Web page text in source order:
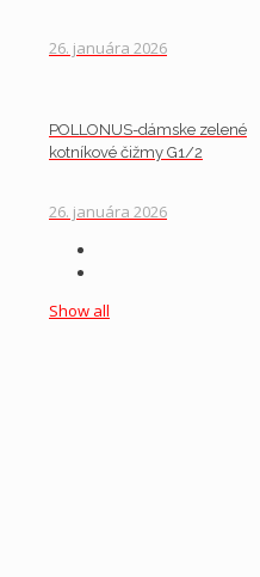
26. januára 2026
POLLONUS-dámske zelené
kotníkové čižmy G1/2
26. januára 2026
Show all